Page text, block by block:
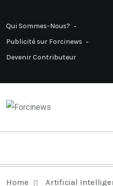
Qui Sommes-Nous?
Publicité sur Forcinews
Devenir Contributeur
Home Artificial